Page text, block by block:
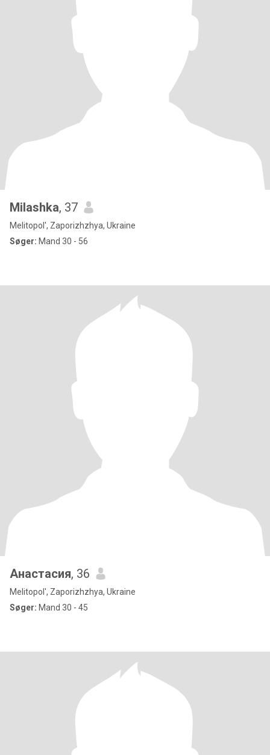
Milashka, 37
Melitopol', Zaporizhzhya, Ukraine
Søger: Mand 30 - 56
Анастасия, 36
Melitopol', Zaporizhzhya, Ukraine
Søger: Mand 30 - 45